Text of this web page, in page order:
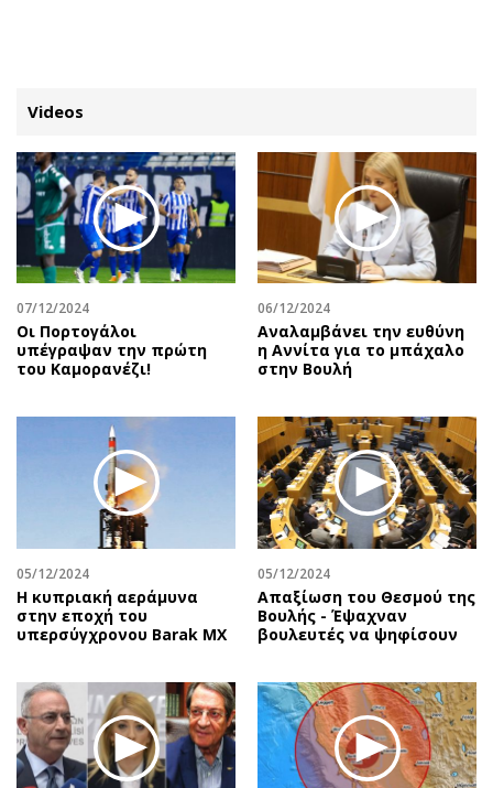
ΚΑΤΗΓΟΡΙΕΣ ΣΥΝΔΕΣΗ
Κύπρος
Παιδεία
Υγεία
Πολιτική
Βουλευτικές 2026
Προεδρικές 2023
Δημοσκοπήσεις
Διπλωματία
Αθλητισμός
Κύπρος
Ελλάδα
Διεθνή
Κληρώσεις Allwyn
Οικονομία
Real Estate
Επιχειρήσεις
Απόψεις
Αρθρογραφία
The Hill
Υγεία
Αγγελίες
Πωλούνται
Ζητούν εργασία
Θέσεις εργασίας
Geek
Νέα
Κινητά-tablets
Social
Αυτοκίνηση
Πολιτική
Οικονομία
Γενικά
Videos
07/12/2024
Οι Πορτογάλοι
υπέγραψαν την πρώτη
του Καμορανέζι!
06/12/2024
Αναλαμβάνει την ευθύνη
η Αννίτα για το μπάχαλο
στην Βουλή
05/12/2024
Η κυπριακή αεράμυνα
στην εποχή του
υπερσύγχρονου Barak MX
05/12/2024
Απαξίωση του Θεσμού της
Βουλής - Έψαχναν
βουλευτές να ψηφίσουν